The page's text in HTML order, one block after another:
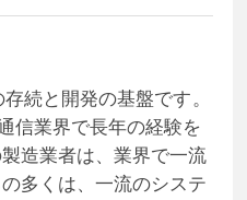
続と開発の基盤です。
信業界で長年の経験を
造業者は、業界で一流
多くは、一流のシステ